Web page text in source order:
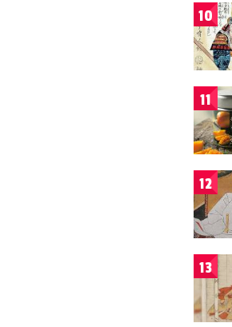
10
11
12
13